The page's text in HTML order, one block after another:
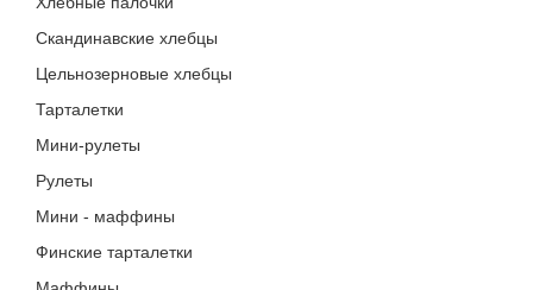
Скандинавские хлебцы
Цельнозерновые хлебцы
Тарталетки
Мини-рулеты
Рулеты
Мини - маффины
Финские тарталетки